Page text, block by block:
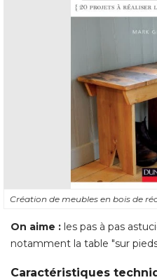
Création de meubles en bois de
On aime : les pas à pas
notamment la table "sur
Caractéristiques